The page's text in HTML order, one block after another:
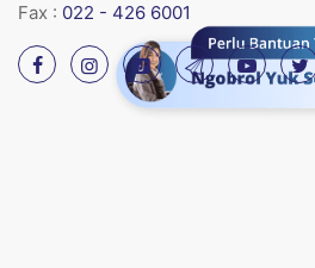
Fax : 022 - 426 6001